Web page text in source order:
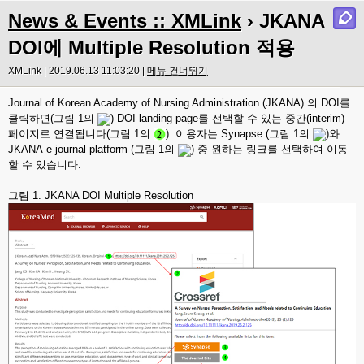
News & Events :: XMLink › JKANA
DOI에 Multiple Resolution 적용
XMLink | 2019.06.13 11:03:20 | 메뉴 건너뛰기
Journal of Korean Academy of Nursing Administration (JKANA) 의 DOI를
클릭하면(그림 1의
) DOI landing page를 선택할 수 있는 중간(interim)
페이지로 연결됩니다(그림 1의
). 이용자는 Synapse (그림 1의
)와
JKANA e-journal platform (그림 1의
) 중 원하는 링크를 선택하여 이동
할 수 있습니다.
그림 1. JKANA DOI Multiple Resolution